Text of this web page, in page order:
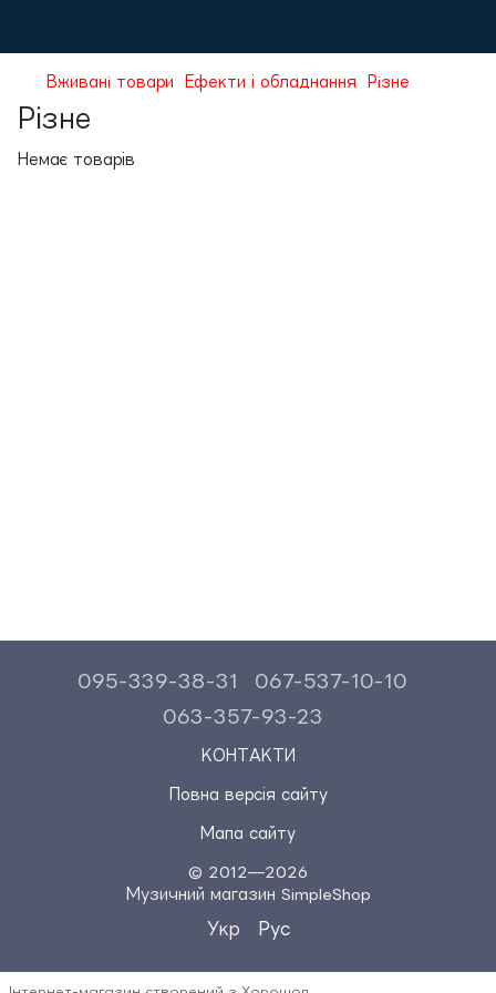
Вживанi товари Ефекти і обладнання Рiзне
Рiзне
Немає товарів
095-339-38-31
067-537-10-10
063-357-93-23
КОНТАКТИ
Повна версія сайту
Мапа сайту
© 2012—2026
Музичний магазин SimpleShop
Укр Рус